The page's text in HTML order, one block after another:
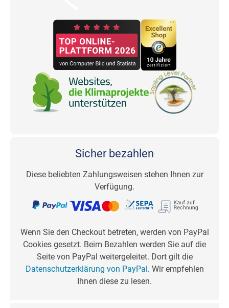
Sicher bezahlen
Diese beliebten Zahlungsweisen stehen Ihnen zur
Verfügung.
Wenn Sie den Checkout betreten, werden von PayPal
Cookies gesetzt. Beim Bezahlen werden Sie auf die
Seite von PayPal weitergeleitet. Dort gilt die
Datenschutzerklärung von PayPal . Wir empfehlen
Ihnen diese zu lesen.